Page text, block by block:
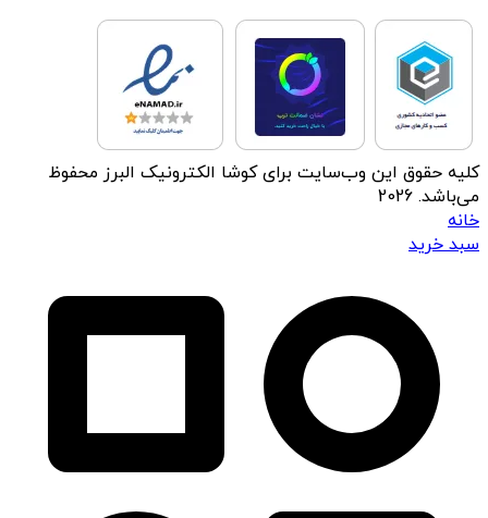
کلیه حقوق این وب‌سایت برای کوشا الکترونیک البرز محفوظ
می‌باشد. 2026
خانه
سبد خرید